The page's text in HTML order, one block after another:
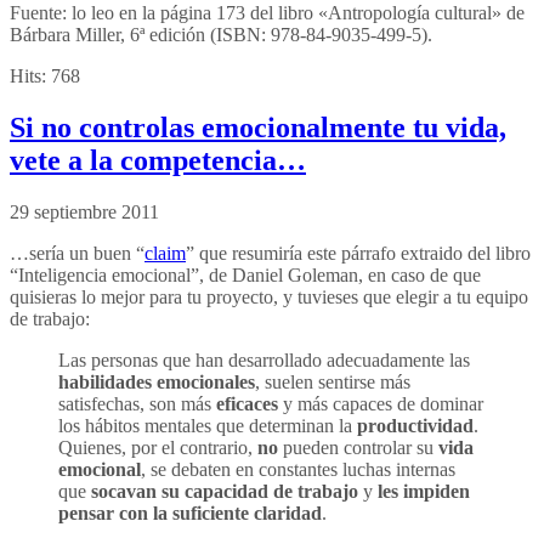
Fuente: lo leo en la página 173 del libro «Antropología cultural» de
Bárbara Miller, 6ª edición (ISBN: 978-84-9035-499-5).
Hits: 768
Si no controlas emocionalmente tu vida,
vete a la competencia…
29 septiembre 2011
…sería un buen “claim” que resumiría este párrafo extraido del libro
“Inteligencia emocional”, de Daniel Goleman, en caso de que
quisieras lo mejor para tu proyecto, y tuvieses que elegir a tu equipo
de trabajo:
Las personas que han desarrollado adecuadamente las
habilidades emocionales, suelen sentirse más
satisfechas, son más eficaces y más capaces de dominar
los hábitos mentales que determinan la productividad.
Quienes, por el contrario, no pueden controlar su vida
emocional, se debaten en constantes luchas internas
que socavan su capacidad de trabajo y les impiden
pensar con la suficiente claridad.